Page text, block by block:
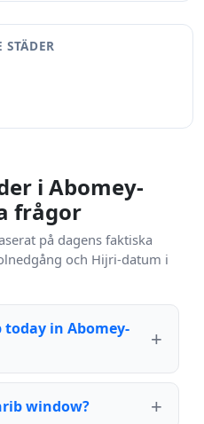
i Abomey-
frågor
på dagens faktiska
och Hijri-datum i
in Abomey-
window?